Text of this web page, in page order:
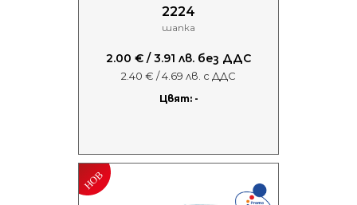
2224
шапка
2.00 € / 3.91 лв. без ДДС
2.40 € / 4.69 лв. с ДДС
Цвят: -